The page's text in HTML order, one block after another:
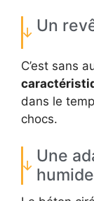
Un
C’est sans
dans le
chocs.
Une